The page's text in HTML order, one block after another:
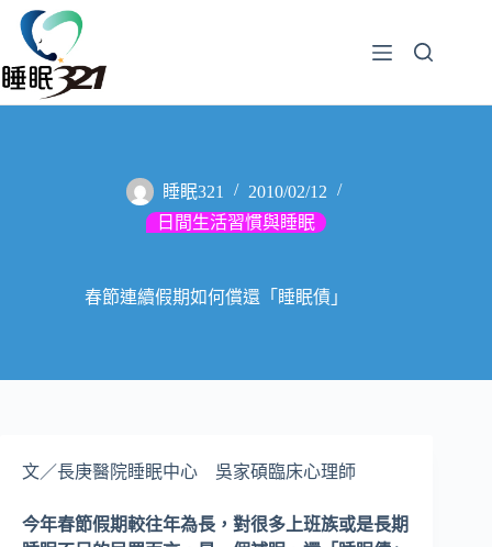
睡眠321
2010/02/12
日間生活習慣與睡眠
春節連續假期如何償還「睡眠債」
文／長庚醫院睡眠中心 吳家碩臨床心理師
今年春節假期較往年為長，對很多上班族或是長期